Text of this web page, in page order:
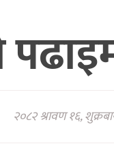
२०८२ श्रावण १६,